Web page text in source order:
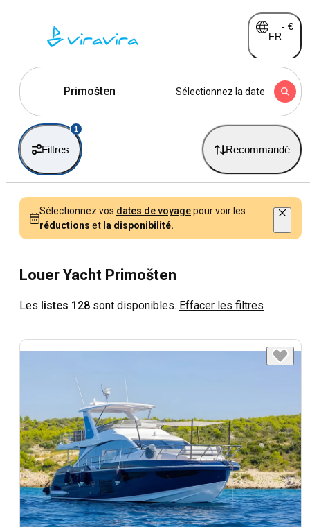
FR
- €
Primošten Sélectionnez la date
Filtres
1
Recommandé
Sélectionnez vos dates de voyagepour voir les
réductions et la disponibilité.
Louer Yacht Primošten
Les listes 128 sont disponibles. Effacer les filtres